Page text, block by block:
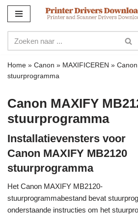
naar
de
inhoud
Home » Canon » MAXIFICEREN »
stuurprogramma
Canon MAXIFY
stuurprogramma
Installatievensters voor
Canon MAXIFY MB2120
stuurprogramma
Het Canon MAXIFY MB2120-
stuurprogrammabestand bevat
onderstaande instructies om het